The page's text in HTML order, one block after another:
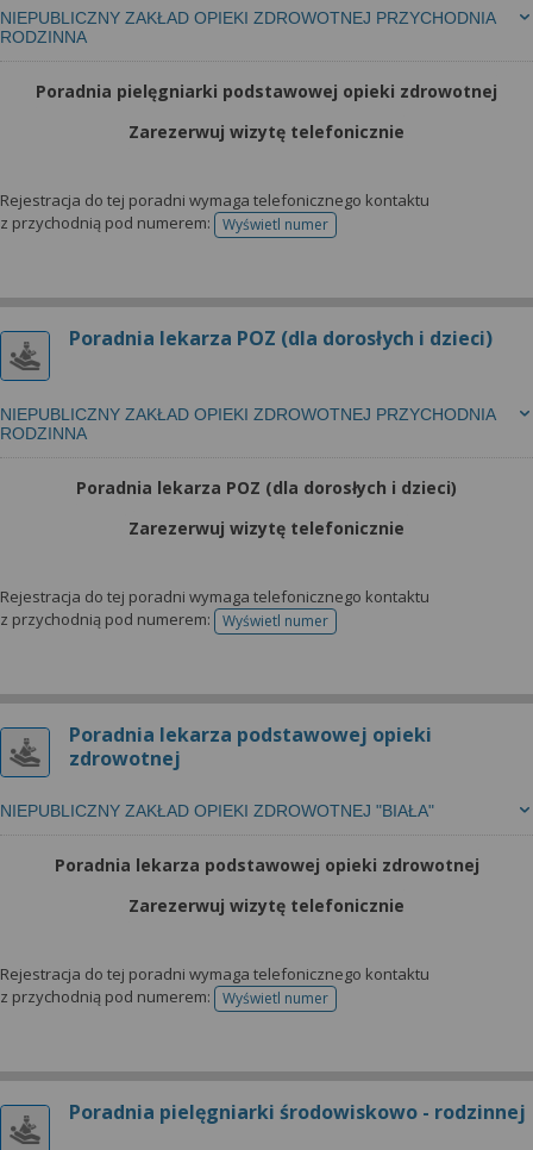
NIEPUBLICZNY ZAKŁAD OPIEKI ZDROWOTNEJ PRZYCHODNIA
RODZINNA
Poradnia pielęgniarki podstawowej opieki zdrowotnej
Zarezerwuj wizytę telefonicznie
Rejestracja do tej poradni wymaga telefonicznego kontaktu
z przychodnią pod numerem:
Wyświetl numertelefonu do rejestracji
Poradnia lekarza POZ (dla dorosłych i dzieci)
NIEPUBLICZNY ZAKŁAD OPIEKI ZDROWOTNEJ PRZYCHODNIA
RODZINNA
Poradnia lekarza POZ (dla dorosłych i dzieci)
Zarezerwuj wizytę telefonicznie
Rejestracja do tej poradni wymaga telefonicznego kontaktu
z przychodnią pod numerem:
Wyświetl numertelefonu do rejestracji
Poradnia lekarza podstawowej opieki
zdrowotnej
NIEPUBLICZNY ZAKŁAD OPIEKI ZDROWOTNEJ "BIAŁA"
Poradnia lekarza podstawowej opieki zdrowotnej
Zarezerwuj wizytę telefonicznie
Rejestracja do tej poradni wymaga telefonicznego kontaktu
z przychodnią pod numerem:
Wyświetl numertelefonu do rejestracji
Poradnia pielęgniarki środowiskowo - rodzinnej